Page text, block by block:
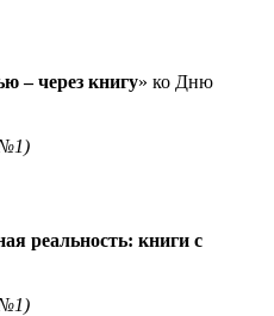
– через книгу» ко Дню
реальность: книги с